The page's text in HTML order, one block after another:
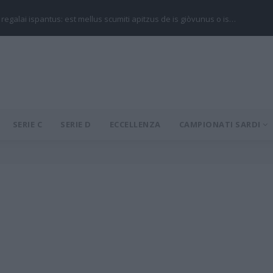
regalai ispantus: est mellus scumiti apitzus de is giòvunus o is…
SERIE C SERIE D ECCELLENZA CAMPIONATI SARDI